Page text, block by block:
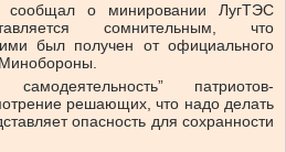
о минировании ЛугТЭС
сомнительным, что
был получен от официального
патриотов-
решающих, что надо делать
опасность для сохранности